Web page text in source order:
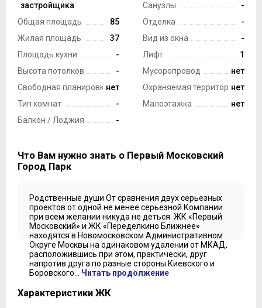
Тип сделки
застройщика
Общая площадь
85
Жилая площадь
37
Площадь кухни
-
Высота потолков
-
Свободная планировканет
Тип комнат
-
Балкон / Лоджия
-
Санузлы
-
Отделка
-
Вид из окна
-
Лифт
1
Мусоропровод
нет
Охраняемая территориянет
Малоэтажка
нет
Что Вам нужно знать о Первый Московский
Город Парк
Родственные души От сравнения двух серьезных
проектов от одной не менее серьезной Компании
при всем желании никуда не деться. ЖК «Первый
Московский» и ЖК «Переделкино Ближнее»
находятся в Новомосковском Административном
Округе Москвы на одинаковом удалении от МКАД,
расположившись при этом, практически, друг
напротив друга по разные стороны Киевского и
Боровского... Читать продолжение
Характеристики ЖК